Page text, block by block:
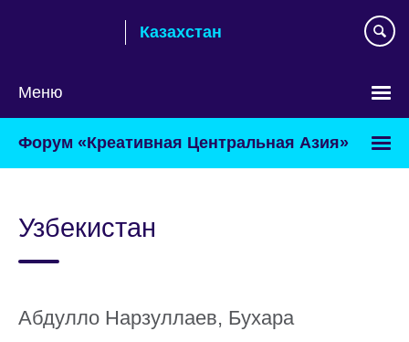
Казахстан
Меню
язык
Форум «Креативная Центральная Азия»
Узбекистан
Абдулло Нарзуллаев, Бухара